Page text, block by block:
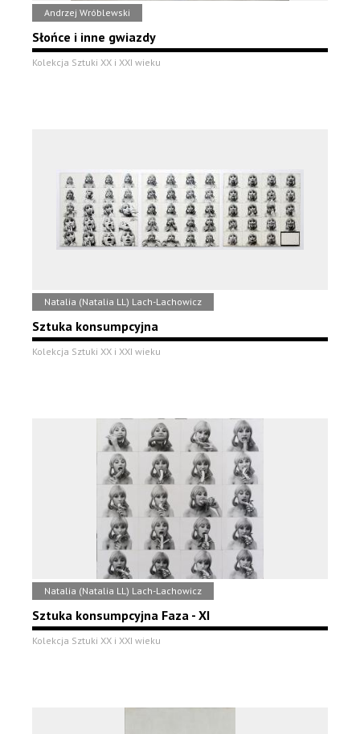
Andrzej Wróblewski
Słońce i inne gwiazdy
Kolekcja Sztuki XX i XXI wieku
Natalia (Natalia LL) Lach-Lachowicz
Sztuka konsumpcyjna
Kolekcja Sztuki XX i XXI wieku
Natalia (Natalia LL) Lach-Lachowicz
Sztuka konsumpcyjna Faza - XI
Kolekcja Sztuki XX i XXI wieku